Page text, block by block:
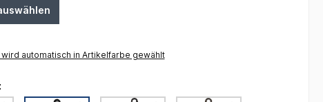
wird automatisch in Artikelfarbe gewählt